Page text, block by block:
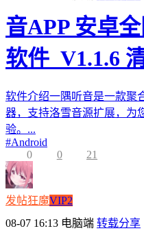
音APP 安卓
软件_V1.1.6
软件介绍一隅听音是一款聚
器，支持洛雪音源扩展，为
验。...
#Android
0
0 21
发帖狂魔VIP2
08-07 16:13 电脑端 转载分享